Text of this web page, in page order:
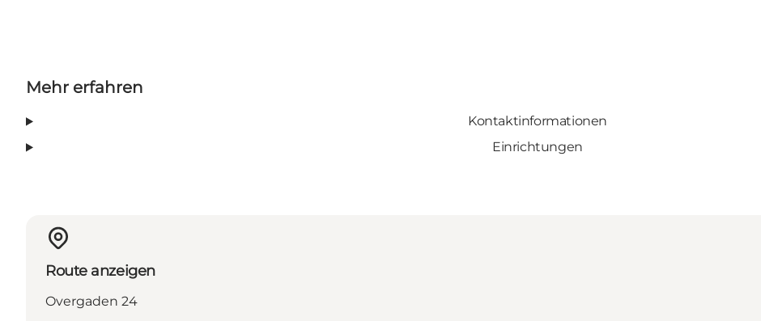
Mehr erfahren
Kontaktinformationen
Einrichtungen
Route anzeigen
Overgaden 24